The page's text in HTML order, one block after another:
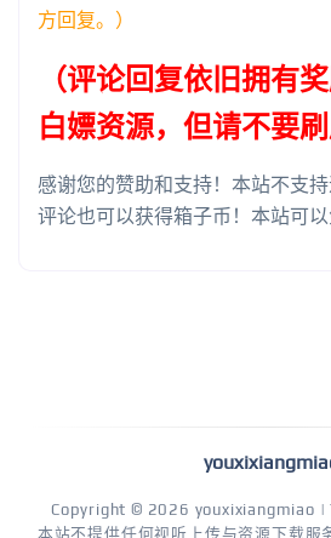
方回复。）
（评论回复依旧拥有
白嫖资源，但请不要刷
感谢您的赞助和支持！本站不支持
评论也可以获得箱子币！本站可以
Copyright © 2026 youxixiangmiao |
本站不提供任何视听上传与资源下载服